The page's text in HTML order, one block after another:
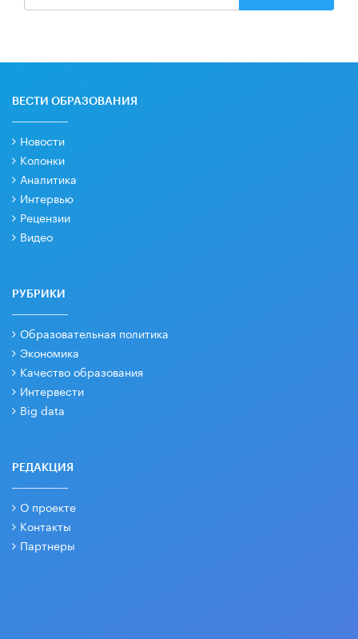
ВЕСТИ ОБРАЗОВАНИЯ
Новости
Колонки
Аналитика
Интервью
Рецензии
Видео
РУБРИКИ
Образовательная политика
Экономика
Качество образования
Интервести
Big data
РЕДАКЦИЯ
О проекте
Контакты
Партнеры